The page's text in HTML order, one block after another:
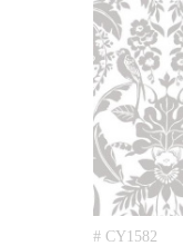
# CY1582